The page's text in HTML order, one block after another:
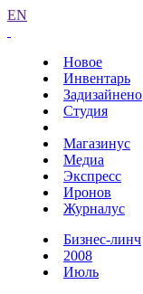
EN
Новое
Инвентарь
Задизайнено
Студия
Магазинус
Медиа
Экспресс
Иронов
Журналус
Бизнес-линч
2008
Июль